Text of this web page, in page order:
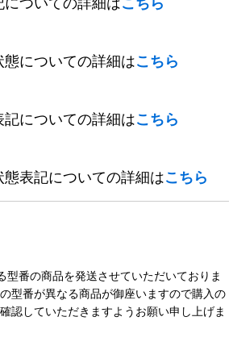
についての詳細はこちら
についての詳細はこちら
表記についての詳細はこちら
型番の商品を発送させていただいておりま
型番が異なる商品が御座いますので購入の
認していただきますようお願い申し上げま